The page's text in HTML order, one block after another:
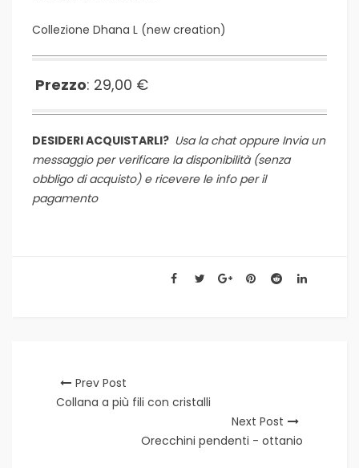
Collezione Dhana L (new creation)
Prezzo: 29,00 €
DESIDERI ACQUISTARLI? Usa la chat oppure Invia un
messaggio per verificare la disponibilità (senza
obbligo di acquisto) e ricevere le info per il
pagamento
Prev Post
Collana a più fili con cristalli
Next Post
Orecchini pendenti - ottanio